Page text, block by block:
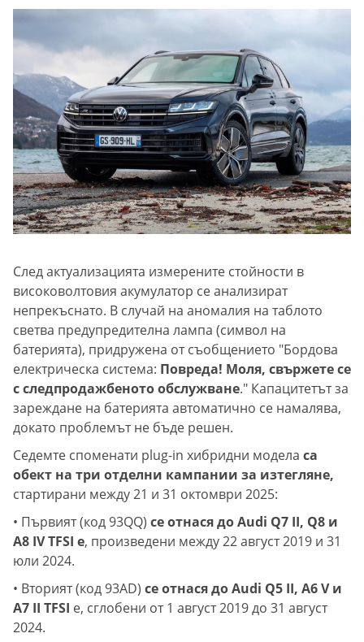
След актуализацията измерените стойности в
високоволтовия акумулатор се анализират
непрекъснато. В случай на аномалия на таблото
светва предупредителна лампа (символ на
батерията), придружена от съобщението "Бордова
електрическа система: Повреда! Моля, свържете се
с следпродажбеното обслужване." Капацитетът за
зареждане на батерията автоматично се намалява,
докато проблемът не бъде решен.
Седемте споменати plug-in хибридни модела са
обект на три отделни кампании за изтегляне,
стартирани между 21 и 31 октомври 2025:
• Първият (код 93QQ) се отнася до Audi Q7 II, Q8 и
A8 IV TFSI e, произведени между 22 август 2019 и 31
юли 2024.
• Вторият (код 93AD) се отнася до Audi Q5 II, A6 V и
A7 II TFSI e, сглобени от 1 август 2019 до 31 август
2024.